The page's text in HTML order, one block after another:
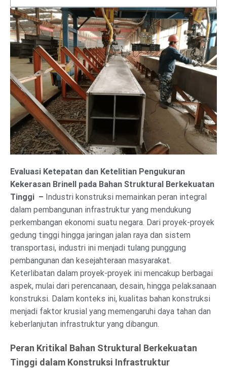
Evaluasi Ketepatan dan Ketelitian Pengukuran
Kekerasan Brinell pada Bahan Struktural Berkekuatan
Tinggi – Industri konstruksi memainkan peran integral
dalam pembangunan infrastruktur yang mendukung
perkembangan ekonomi suatu negara. Dari proyek-proyek
gedung tinggi hingga jaringan jalan raya dan sistem
transportasi, industri ini menjadi tulang punggung
pembangunan dan kesejahteraan masyarakat.
Keterlibatan dalam proyek-proyek ini mencakup berbagai
aspek, mulai dari perencanaan, desain, hingga pelaksanaan
konstruksi. Dalam konteks ini, kualitas bahan konstruksi
menjadi faktor krusial yang memengaruhi daya tahan dan
keberlanjutan infrastruktur yang dibangun.
Peran Kritikal Bahan Struktural Berkekuatan
Tinggi dalam Konstruksi Infrastruktur